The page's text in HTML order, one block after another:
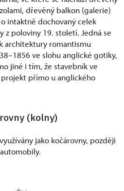
dřevěný balkon (galerie)
intaktně dochovaný celek
z poloviny 19. století. Jedná se
architektury romantismu
ve slohu anglické gotiky,
jiné i tím, že stavebník ve
přímo u anglického
(kolny)
jako kočárovny, později